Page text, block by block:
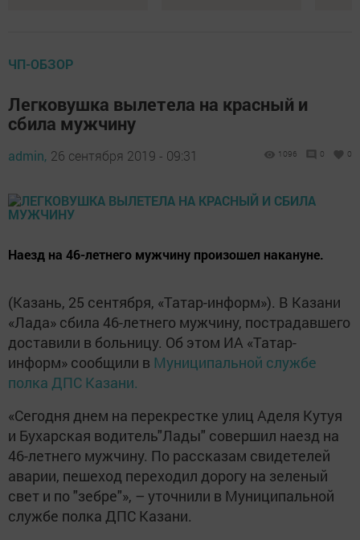
ЧП-ОБЗОР
Легковушка вылетела на красный и
сбила мужчину
admin, 26 сентября 2019 - 09:31 1096 0 0
Наезд на 46-летнего мужчину произошел накануне.
(Казань, 25 сентября, «Татар-информ»). В Казани
«Лада» сбила 46-летнего мужчину, пострадавшего
доставили в больницу. Об этом ИА «Татар-
информ» сообщили в Муниципальной службе
полка ДПС Казани.
«Сегодня днем на перекрестке улиц Аделя Кутуя
и Бухарская водитель"Лады" совершил наезд на
46-летнего мужчину. По рассказам свидетелей
аварии, пешеход переходил дорогу на зеленый
свет и по "зебре"», – уточнили в Муниципальной
службе полка ДПС Казани.